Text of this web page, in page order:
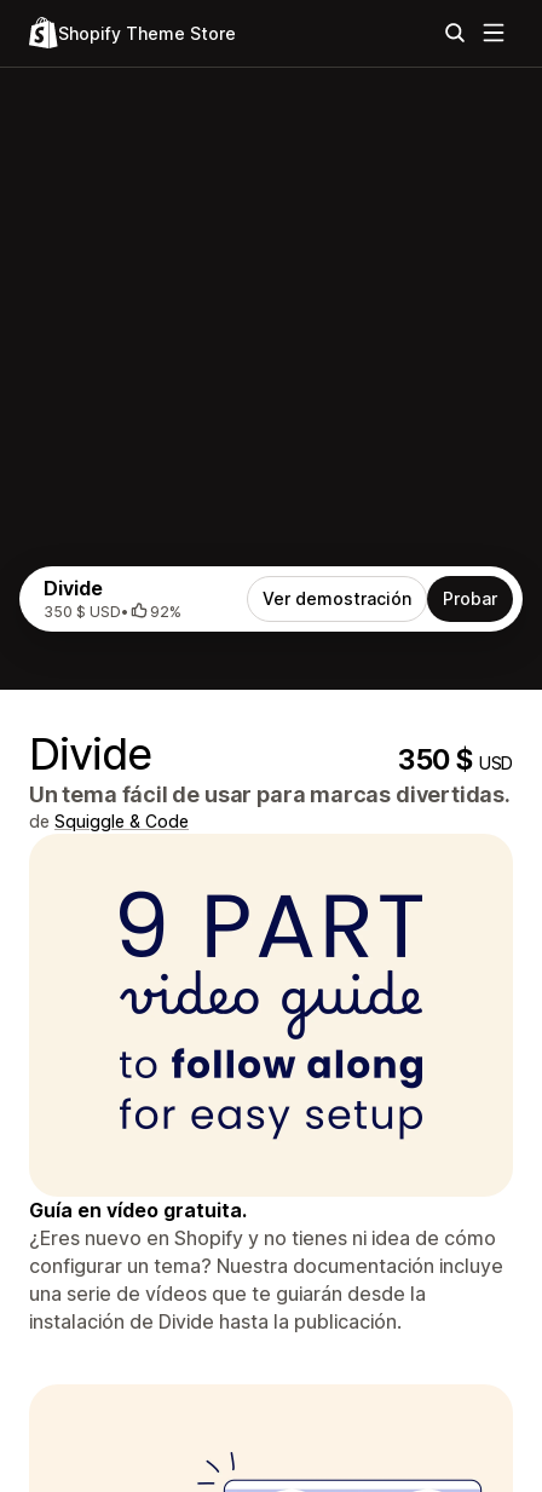
Shopify Theme Store
Divide
350 $ USD• 92%
Ver demostración Probar
Divide 350 $USD
Un tema fácil de usar para marcas divertidas.
de Squiggle & Code
Guía en vídeo gratuita.
¿Eres nuevo en Shopify y no tienes ni idea de cómo
configurar un tema? Nuestra documentación incluye
una serie de vídeos que te guiarán desde la
instalación de Divide hasta la publicación.